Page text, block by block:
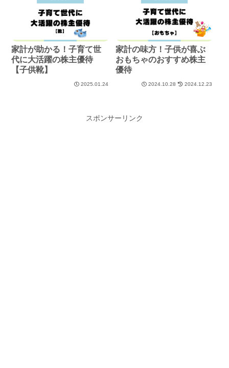
家計が助かる！子育て世
代に大活躍の株主優待
【子供靴】
2025.01.24
家計の味方！子供が喜ぶ
おもちゃのおすすめ株主
優待
2024.10.28 2024.12.23
スポンサーリンク